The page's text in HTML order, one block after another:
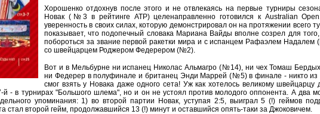
Хорошенко отдохнув после этого и не отвлекаясь на первые турниры
Новак (№3 в рейтинге ATP) целенаправленно готовился к Australian
уверенность в своих силах, которую демонстрировал он на протяжении всего
показывает, что подопечный словака Мариана Вайды вполне созрел для
побороться за звание первой ракетки мира и с испанцем Рафаэлем Надалем
со швейцарцем Роджером Федерером (№2).
Вот и в Мельбурне ни испанец Николас Альмагро (№14), ни чех Томаш
ни Федерер в полуфинале и британец Энди Маррей (№5) в финале - никто из
смог взять у Новака даже одного сета! Уж как хотелось великому швейцарцу
й - в турнирах "Большого шлема", но и он не устоял против молодого оппонента. А два
упоминания: 1) во второй партии Новак, уступая 2:5, выиграл 5 (!) геймов
стал второй гейм, продолжавшийся 13 (!) минут и оставшийся опять-таки за Джоковичем.